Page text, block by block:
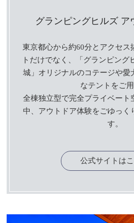
グランピングヒルズ ア
東京都心から約60分とアクセス
トだけでなく、「グランピング
城」オリジナルのコテージや愛
なテントをご用
全棟独立型で完全プライベート
中、アウトドア体験をごゆっく
す。
公式サイトは